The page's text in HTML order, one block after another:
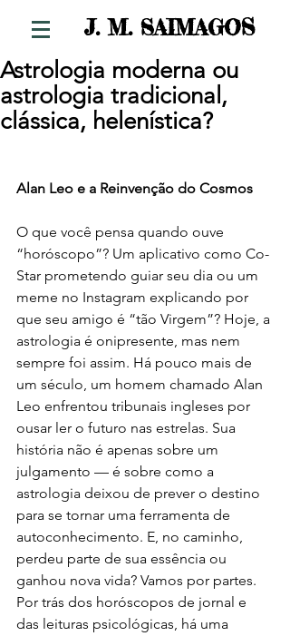
J. M. SAIMAGOS
Astrologia moderna ou
astrologia tradicional,
clássica, helenística?
Alan Leo e a Reinvenção do Cosmos
O que você pensa quando ouve
“horóscopo”? Um aplicativo como Co-
Star prometendo guiar seu dia ou um
meme no Instagram explicando por
que seu amigo é “tão Virgem”? Hoje, a
astrologia é onipresente, mas nem
sempre foi assim. Há pouco mais de
um século, um homem chamado Alan
Leo enfrentou tribunais ingleses por
ousar ler o futuro nas estrelas. Sua
história não é apenas sobre um
julgamento — é sobre como a
astrologia deixou de prever o destino
para se tornar uma ferramenta de
autoconhecimento. E, no caminho,
perdeu parte de sua essência ou
ganhou nova vida? Vamos por partes.
Por trás dos horóscopos de jornal e
das leituras psicológicas, há uma